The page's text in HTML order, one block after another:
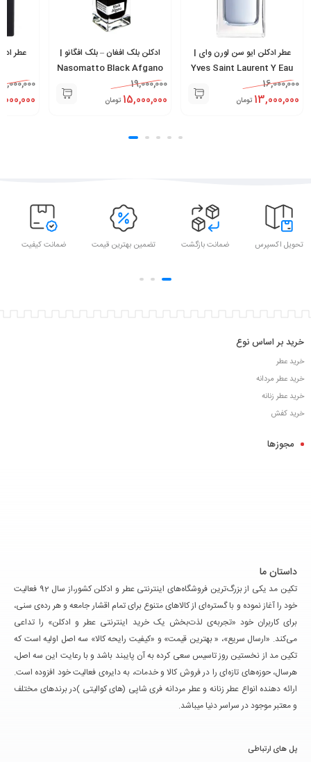
عطر ادکلن ایو سن لورن وای |
Yves Saint Laurent Y Eau
de Parfum16,000,000
13,000,000 تومان
ادکلن بلک افغان – بلک افگانو |
Nasomatto Black Afgano
19,000,000
15,000,000 تومان
عطر
تحویل اکسپرس ضمانت بازگشت تضمین بهترین قیمت ضمانت کیفیت
خرید بر اساس نوع
خرید عطر
خرید عطر مردانه
خرید عطر زنانه
خرید کفش
مجوزها
داستان ما
تکین مد یکی از بزرگ‌ترین فروشگاه‌های اینترنتی عطر و ادکلن کشور،از سال 92 فعالیت
خود را آغاز نموده و با گستره‌ای از کالاهای متنوع برای تمام اقشار جامعه و هر رده‌ی سنی،
برای کاربران خود «تجربه‌ی لذت‌بخش یک خرید اینترنتی عطر و ادکلن» را تداعی
می‌کند. «ارسال سریع»، « بهترین قیمت» و «کیفیت رایحه کالا» سه اصل اولیه است که
تکین مد از نخستین روز تاسیس سعی کرده به آن پایبند باشد و با رعایت این سه اصل،
هرسال، حوزه‌های تازه‌ای را در فروش کالا و خدمات، به دایره‌ی فعالیت خود افزوده است.
ارائه دهنده انواع عطر زنانه و عطر مردانه فری شاپی (های کوالیتی )در برندهای مختلف
و معتبر موجود در سراسر دنیا میباشد.
پل های ارتباطی